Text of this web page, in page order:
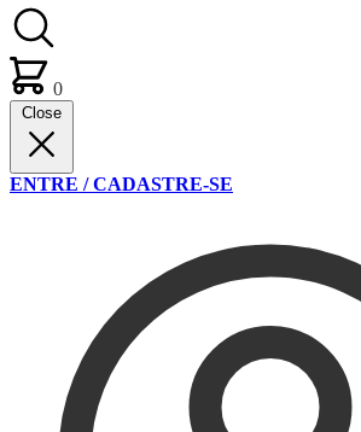
0
Close
ENTRE / CADASTRE-SE